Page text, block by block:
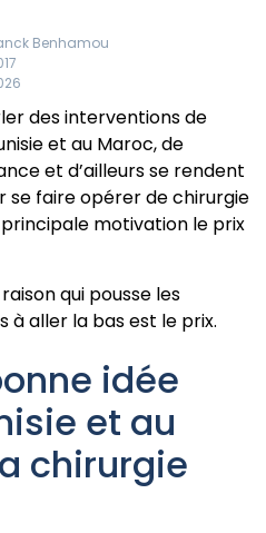
Benhamou
des interventions de
et au Maroc, de
et d’ailleurs se rendent
se faire opérer de chirurgie
motivation le prix
qui pousse les
à aller la bas est le prix.
idée
et au
chirurgie